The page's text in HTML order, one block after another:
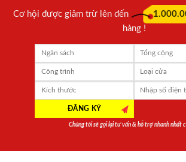
Cơ hội được giảm trừ lên đến
hàng !
Chúng tôi sẽ gọi lại tư vấn & hỗ trợ nhanh nhất